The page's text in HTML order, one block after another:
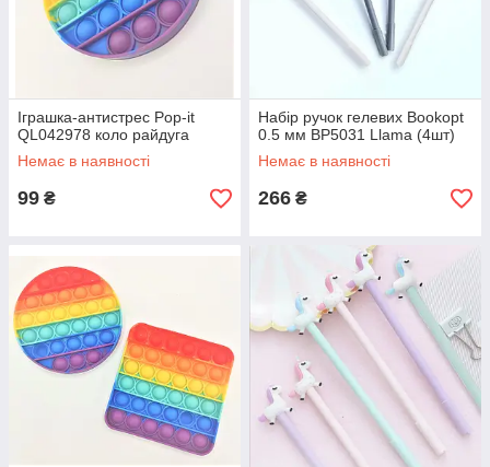
Іграшка-антистрес Pop-it
QL042978 коло райдуга
Немає в наявності
99 ₴
Набір ручок гелевих Bookopt
0.5 мм BP5031 Llama (4шт)
Немає в наявності
266 ₴